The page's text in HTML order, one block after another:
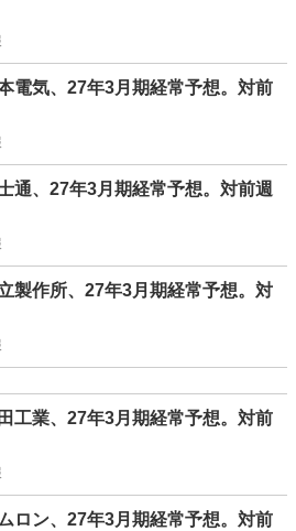
電気、27年3月期経常予想。対前
通、27年3月期経常予想。対前週
製作所、27年3月期経常予想。対
工業、27年3月期経常予想。対前
ロン、27年3月期経常予想。対前